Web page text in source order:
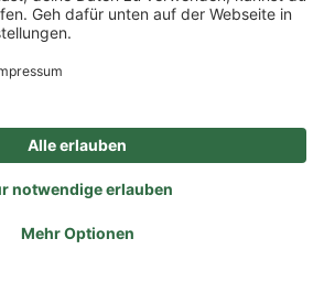
zzgl.
nicht anders angegeben.
AGBPrivatsphäre-Einstellung